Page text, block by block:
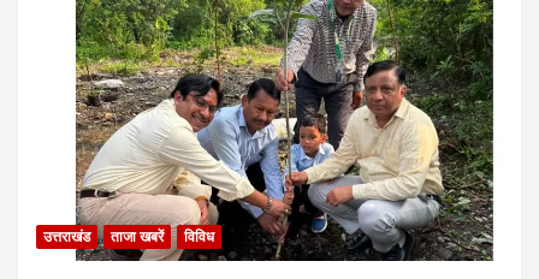
उत्तराखंड ताजा खबरें विविध